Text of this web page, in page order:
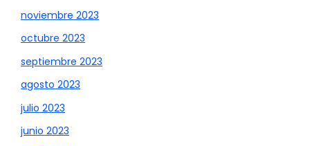
noviembre 2023
octubre 2023
septiembre 2023
agosto 2023
julio 2023
junio 2023